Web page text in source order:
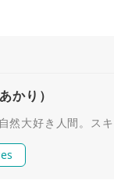
かり）
然大好き人間。ス